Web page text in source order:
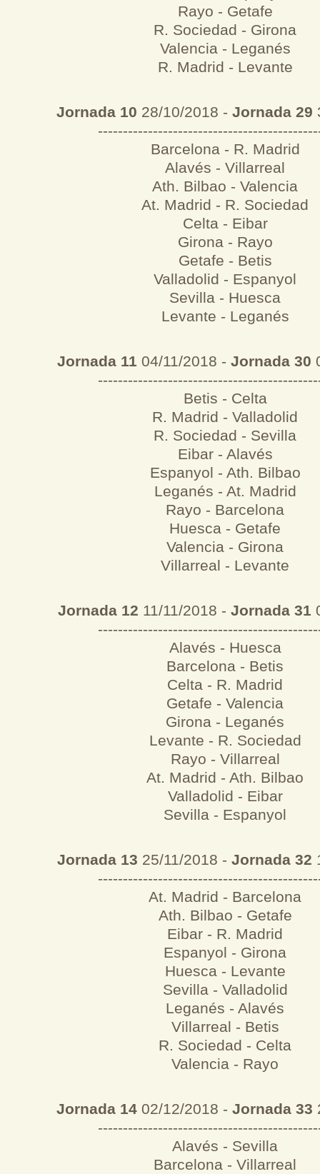
Rayo - Getafe
R. Sociedad - Girona
Valencia - Leganés
R. Madrid - Levante
Jornada 10 28/10/2018 - Jornada 29
Barcelona - R. Madrid
Alavés - Villarreal
Ath. Bilbao - Valencia
At. Madrid - R. Sociedad
Celta - Eibar
Girona - Rayo
Getafe - Betis
Valladolid - Espanyol
Sevilla - Huesca
Levante - Leganés
Jornada 11 04/11/2018 - Jornada 30
Betis - Celta
R. Madrid - Valladolid
R. Sociedad - Sevilla
Eibar - Alavés
Espanyol - Ath. Bilbao
Leganés - At. Madrid
Rayo - Barcelona
Huesca - Getafe
Valencia - Girona
Villarreal - Levante
Jornada 12 11/11/2018 - Jornada 31
Alavés - Huesca
Barcelona - Betis
Celta - R. Madrid
Getafe - Valencia
Girona - Leganés
Levante - R. Sociedad
Rayo - Villarreal
At. Madrid - Ath. Bilbao
Valladolid - Eibar
Sevilla - Espanyol
Jornada 13 25/11/2018 - Jornada 32
At. Madrid - Barcelona
Ath. Bilbao - Getafe
Eibar - R. Madrid
Espanyol - Girona
Huesca - Levante
Sevilla - Valladolid
Leganés - Alavés
Villarreal - Betis
R. Sociedad - Celta
Valencia - Rayo
Jornada 1402/12/2018 - Jornada 33
Alavés - Sevilla
Barcelona - Villarreal